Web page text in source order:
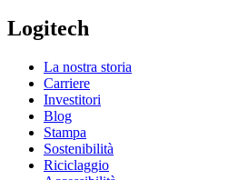
Logitech
La nostra storia
Carriere
Investitori
Blog
Stampa
Sostenibilità
Riciclaggio